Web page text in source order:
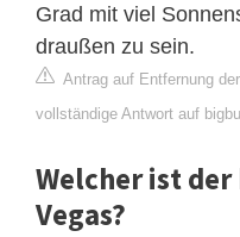
Grad mit viel
draußen zu sein.
Antrag auf Entfernung
vollständige Antwort auf
Welcher ist
Vegas?